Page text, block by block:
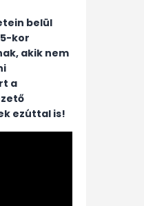
belül
kor
akik nem
a
ezúttal is!